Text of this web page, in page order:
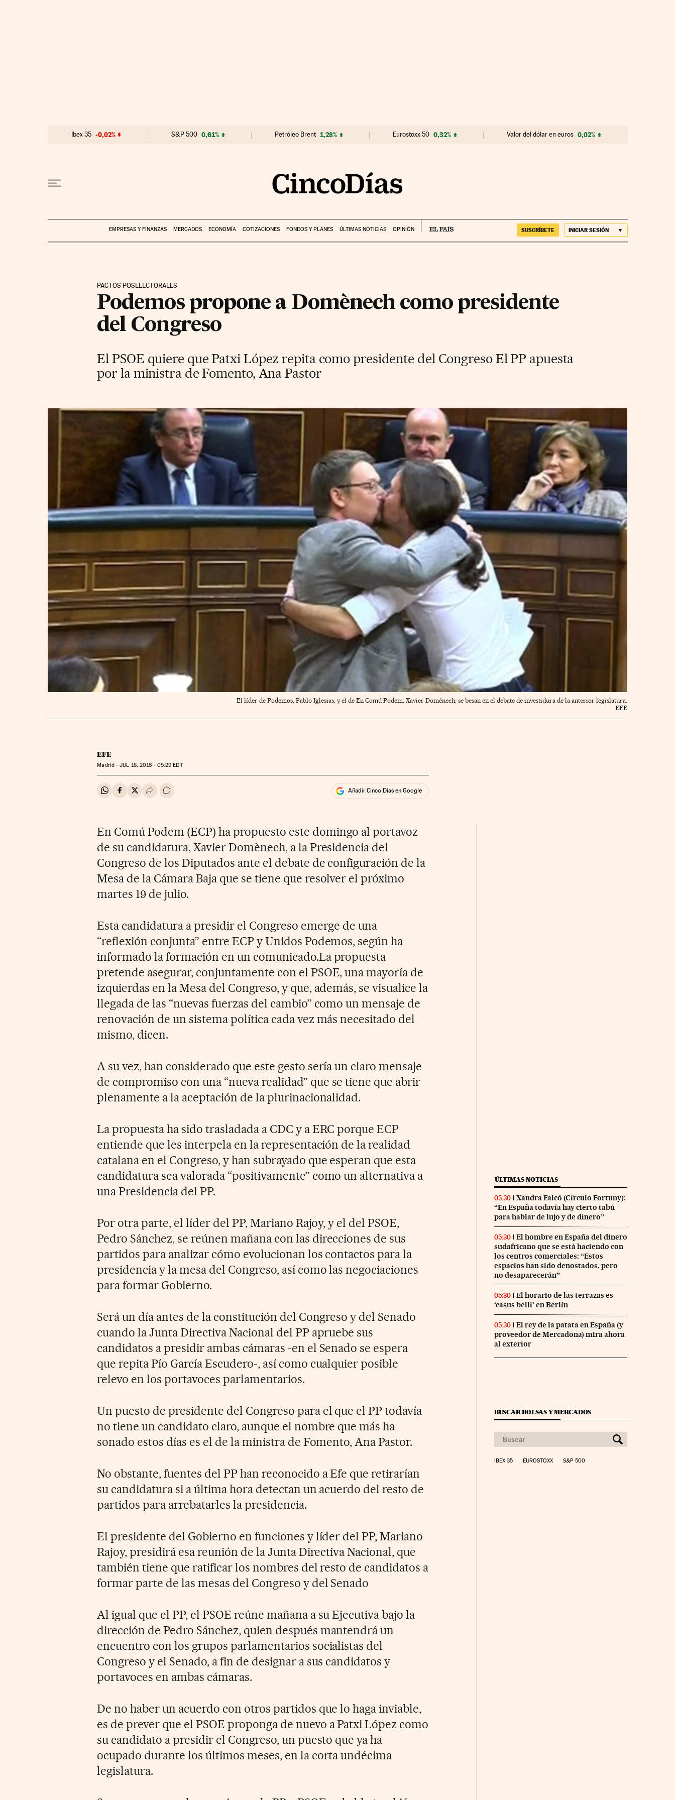
Ibex 35 -0,02% S&P 500 0,61% Petróleo Brent 1,28% Eurostoxx 50 0,32% Valor del dólar en euros 0,02%
EMPRESAS Y FINANZAS MERCADOS ECONOMÍA COTIZACIONES FONDOS Y PLANES ÚLTIMAS NOTICIAS OPINIÓN SUSCRÍBETE INICIAR SESIÓN
PACTOS POSELECTORALES
Podemos propone a Domènech como presidente
del Congreso
El PSOE quiere que Patxi López repita como presidente del Congreso El PP apuesta
por la ministra de Fomento, Ana Pastor
El líder de Podemos, Pablo Iglesias, y el de En Comú Podem, Xavier Doménech, se besan en el debate de investidura de la anterior legislatura.
EFE
EFE
Madrid -JUL 18, 2016 - 05:29 EDT
Compartir en Whatsapp
Compartir en Facebook
Compartir en Twitter
Desplegar Redes Sociales
Ir a los comentarios Añadir Cinco Días en Google
En Comú Podem (ECP) ha propuesto este domingo al portavoz
de su candidatura, Xavier Domènech, a la Presidencia del
Congreso de los Diputados ante el debate de configuración de la
Mesa de la Cámara Baja que se tiene que resolver el próximo
martes 19 de julio.
Esta candidatura a presidir el Congreso emerge de una
“reflexión conjunta” entre ECP y Unidos Podemos, según ha
informado la formación en un comunicado.La propuesta
pretende asegurar, conjuntamente con el PSOE, una mayoría de
izquierdas en la Mesa del Congreso, y que, además, se visualice la
llegada de las “nuevas fuerzas del cambio” como un mensaje de
renovación de un sistema política cada vez más necesitado del
mismo, dicen.
A su vez, han considerado que este gesto sería un claro mensaje
de compromiso con una “nueva realidad” que se tiene que abrir
plenamente a la aceptación de la plurinacionalidad.
La propuesta ha sido trasladada a CDC y a ERC porque ECP
entiende que les interpela en la representación de la realidad
catalana en el Congreso, y han subrayado que esperan que esta
candidatura sea valorada “positivamente” como un alternativa a
una Presidencia del PP.
Por otra parte, el líder del PP, Mariano Rajoy, y el del PSOE,
Pedro Sánchez, se reúnen mañana con las direcciones de sus
partidos para analizar cómo evolucionan los contactos para la
presidencia y la mesa del Congreso, así como las negociaciones
para formar Gobierno.
Será un día antes de la constitución del Congreso y del Senado
cuando la Junta Directiva Nacional del PP apruebe sus
candidatos a presidir ambas cámaras -en el Senado se espera
que repita Pío García Escudero-, así como cualquier posible
relevo en los portavoces parlamentarios.
Un puesto de presidente del Congreso para el que el PP todavía
no tiene un candidato claro, aunque el nombre que más ha
sonado estos días es el de la ministra de Fomento, Ana Pastor.
No obstante, fuentes del PP han reconocido a Efe que retirarían
su candidatura si a última hora detectan un acuerdo del resto de
partidos para arrebatarles la presidencia.
El presidente del Gobierno en funciones y líder del PP, Mariano
Rajoy, presidirá esa reunión de la Junta Directiva Nacional, que
también tiene que ratificar los nombres del resto de candidatos a
formar parte de las mesas del Congreso y del Senado
Al igual que el PP, el PSOE reúne mañana a su Ejecutiva bajo la
dirección de Pedro Sánchez, quien después mantendrá un
encuentro con los grupos parlamentarios socialistas del
Congreso y el Senado, a fin de designar a sus candidatos y
portavoces en ambas cámaras.
De no haber un acuerdo con otros partidos que lo haga inviable,
es de prever que el PSOE proponga de nuevo a Patxi López como
su candidato a presidir el Congreso, un puesto que ya ha
ocupado durante los últimos meses, en la corta undécima
legislatura.
ÚLTIMAS NOTICIAS
05:30
Xandra Falcó (Círculo Fortuny):
“En España todavía hay cierto tabú
para hablar de lujo y de dinero”
05:30
El hombre en España del dinero
sudafricano que se está haciendo con
los centros comerciales: “Estos
espacios han sido denostados, pero
no desaparecerán”
05:30
El horario de las terrazas es
‘casus belli’ en Berlín
05:30
El rey de la patata en España (y
proveedor de Mercadona) mira ahora
al exterior
BUSCAR BOLSAS Y MERCADOS
IBEX 35 EUROSTOXX S&P 500